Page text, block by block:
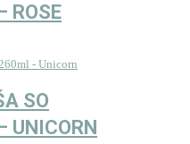
ROSE
SO
UNICORN